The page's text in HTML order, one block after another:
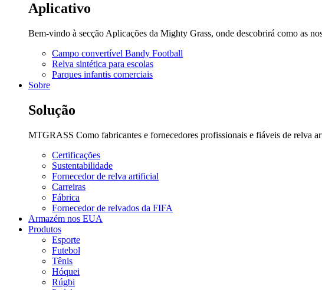
Aplicativo
Bem-vindo à secção Aplicações da Mighty Grass, onde descobrirá como as
Campo convertível Bandy Football
Relva sintética para escolas
Parques infantis comerciais
Sobre
Solução
MTGRASS Como fabricantes e fornecedores profissionais e fiáveis de relva
Certificações
Sustentabilidade
Fornecedor de relva artificial
Carreiras
Fábrica
Fornecedor de relvados da FIFA
Armazém nos EUA
Produtos
Esporte
Futebol
Tênis
Hóquei
Rúgbi